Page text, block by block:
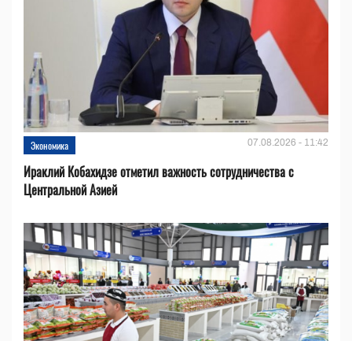
Экономика 07.08.2026 - 11:42
Ираклий Кобахидзе отметил важность сотрудничества с
Центральной Азией